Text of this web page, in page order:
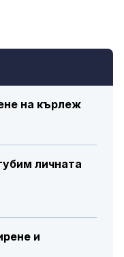
на кърлеж
личната
и